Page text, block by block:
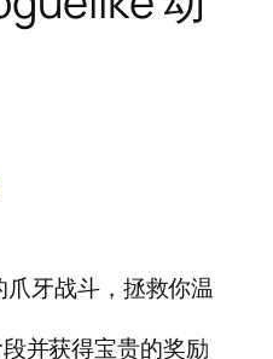
牙战斗，拯救你温
并获得宝贵的奖励